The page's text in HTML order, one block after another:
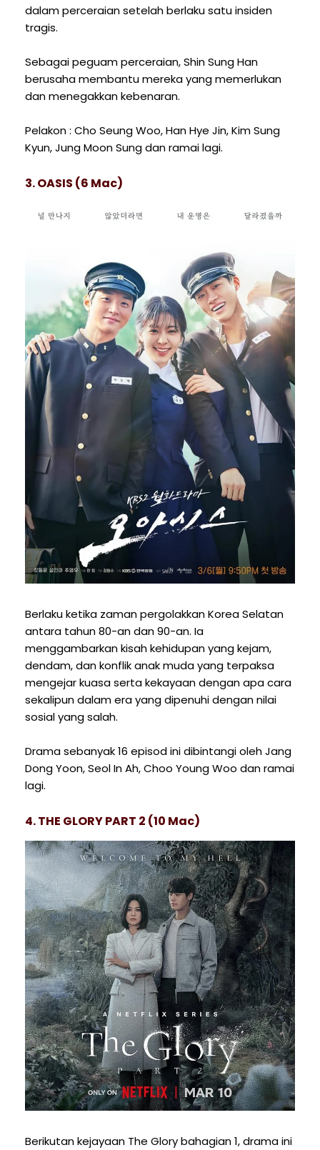
dalam perceraian setelah berlaku satu insiden
tragis.
Sebagai peguam perceraian, Shin Sung Han
berusaha membantu mereka yang memerlukan
dan menegakkan kebenaran.
Pelakon : Cho Seung Woo, Han Hye Jin, Kim Sung
Kyun, Jung Moon Sung dan ramai lagi.
3. OASIS (6 Mac)
Berlaku ketika zaman pergolakkan Korea Selatan
antara tahun 80-an dan 90-an. Ia
menggambarkan kisah kehidupan yang kejam,
dendam, dan konflik anak muda yang terpaksa
mengejar kuasa serta kekayaan dengan apa cara
sekalipun dalam era yang dipenuhi dengan nilai
sosial yang salah.
Drama sebanyak 16 episod ini dibintangi oleh Jang
Dong Yoon, Seol In Ah, Choo Young Woo dan ramai
lagi.
4. THE GLORY PART 2 (10 Mac)
Berikutan kejayaan The Glory bahagian 1, drama ini